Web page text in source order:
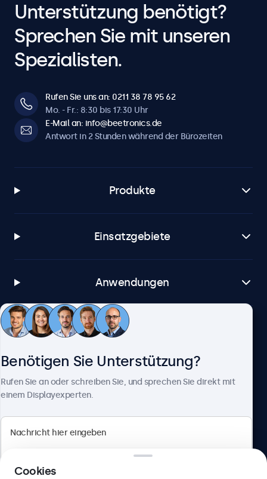
Unterstützung benötigt?
Sprechen Sie mit unseren
Spezialisten.
Rufen Sie uns an: 0211 38 78 95 62
Mo. - Fr.: 8:30 bis 17:30 Uhr
E-Mail an: info@beetronics.de
Antwort in 2 Stunden während der Bürozeiten
Produkte
Einsatzgebiete
Anwendungen
Kundenservice
Berliner Allee 59, 40212 Düsseldorf, Deutschland
Benötigen Sie Unterstützung?
Rufen Sie an oder schreiben Sie, und sprechen Sie direkt mit
einem Displayexperten.
Cookies